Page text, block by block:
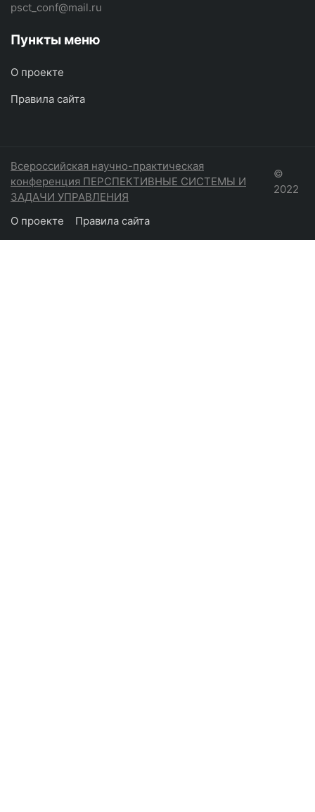
psct_conf@mail.ru
Пункты меню
О проекте
Правила сайта
Всероссийская научно-практическая
конференция ПЕРСПЕКТИВНЫЕ СИСТЕМЫ И
ЗАДАЧИ УПРАВЛЕНИЯ
©
2022
О проекте Правила сайта